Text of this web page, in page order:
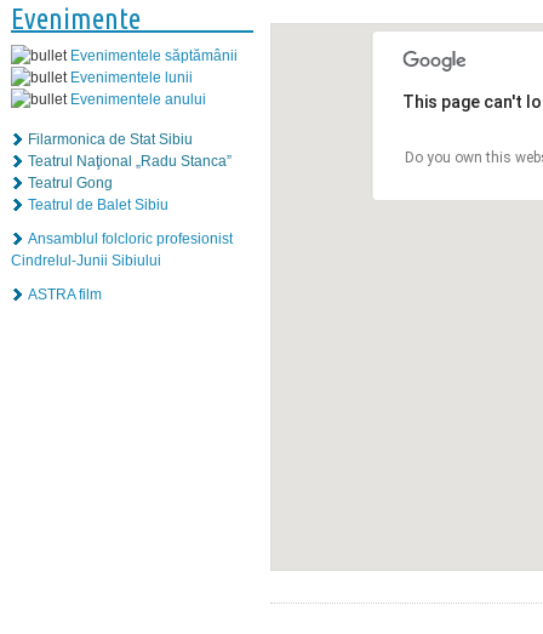
Evenimente
Evenimentele săptămânii
Evenimentele lunii
Evenimentele anului
Filarmonica de Stat Sibiu
Teatrul Naţional „Radu Stanca”
Teatrul Gong
Teatrul de Balet Sibiu
Ansamblul folcloric profesionist
Cindrelul-Junii Sibiului
ASTRA film
This page can't
Do you own this